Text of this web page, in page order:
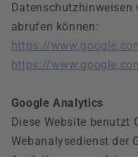
Datenschutzhinweisen
abrufen können:
https://
https://
Google Analytics
Diese Website benutzt
Webanalysedienst der